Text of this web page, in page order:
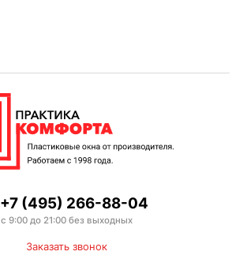
+7 (495) 266-88-04
с 9:00 до 21:00 без выходных
Заказать звонок